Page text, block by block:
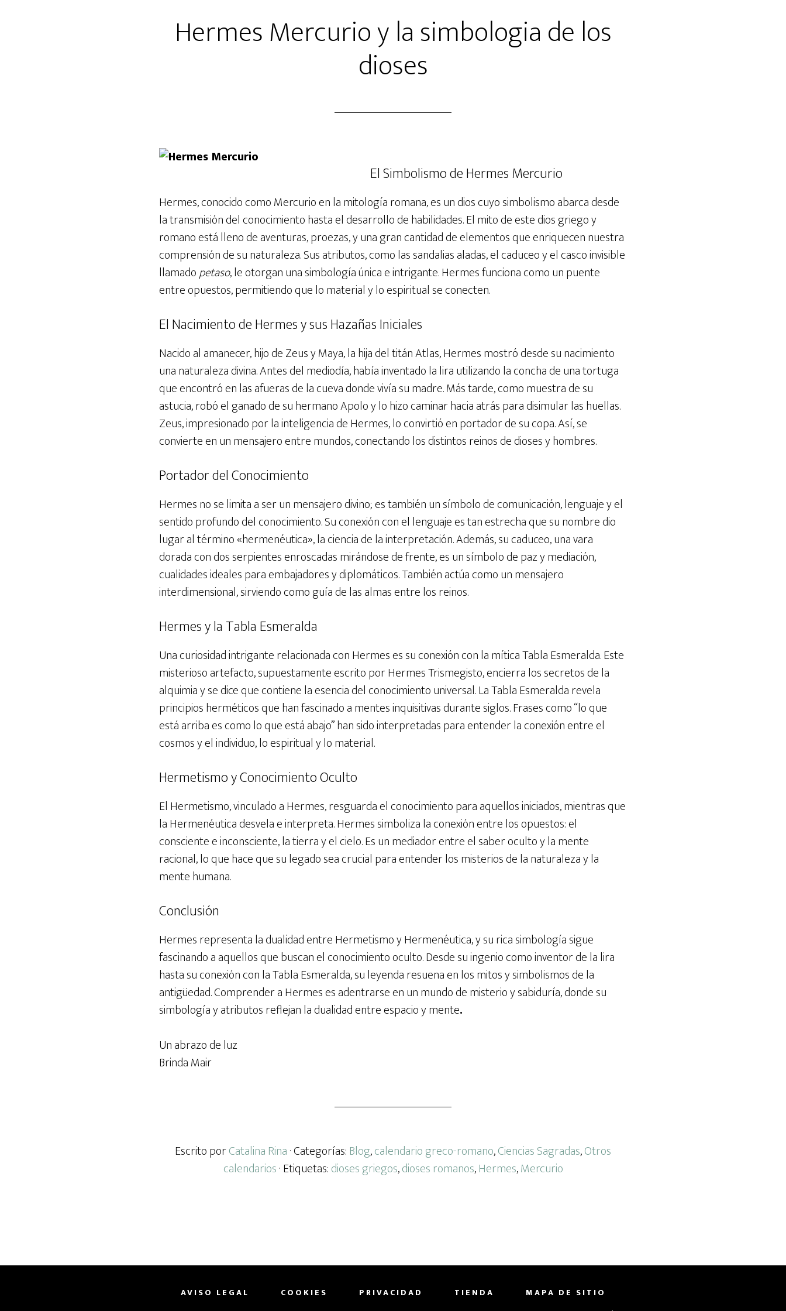
Hermes Mercurio y la simbologia de los
dioses
El Simbolismo de Hermes Mercurio
Hermes, conocido como Mercurio en la mitología romana, es un dios cuyo simbolismo abarca desde
la transmisión del conocimiento hasta el desarrollo de habilidades. El mito de este dios griego y
romano está lleno de aventuras, proezas, y una gran cantidad de elementos que enriquecen nuestra
comprensión de su naturaleza. Sus atributos, como las sandalias aladas, el caduceo y el casco invisible
llamadopetaso, le otorgan una simbología única e intrigante. Hermes funciona como un puente
entre opuestos, permitiendo que lo material y lo espiritual se conecten.
El Nacimiento de Hermes y sus Hazañas Iniciales
Nacido al amanecer, hijo de Zeus y Maya, la hija del titán Atlas, Hermes mostró desde su nacimiento
una naturaleza divina. Antes del mediodía, había inventado la lira utilizando la concha de una tortuga
que encontró en las afueras de la cueva donde vivía su madre. Más tarde, como muestra de su
astucia, robó el ganado de su hermano Apolo y lo hizo caminar hacia atrás para disimular las huellas.
Zeus, impresionado por la inteligencia de Hermes, lo convirtió en portador de su copa. Así, se
convierte en un mensajero entre mundos, conectando los distintos reinos de dioses y hombres.
Portador del Conocimiento
Hermes no se limita a ser un mensajero divino; es también un símbolo de comunicación, lenguaje y el
sentido profundo del conocimiento. Su conexión con el lenguaje es tan estrecha que su nombre dio
lugar al término «hermenéutica», la ciencia de la interpretación. Además, su caduceo, una vara
dorada con dos serpientes enroscadas mirándose de frente, es un símbolo de paz y mediación,
cualidades ideales para embajadores y diplomáticos. También actúa como un mensajero
interdimensional, sirviendo como guía de las almas entre los reinos.
Hermes y la Tabla Esmeralda
Una curiosidad intrigante relacionada con Hermes es su conexión con la mítica Tabla Esmeralda. Este
misterioso artefacto, supuestamente escrito por Hermes Trismegisto, encierra los secretos de la
alquimia y se dice que contiene la esencia del conocimiento universal. La Tabla Esmeralda revela
principios herméticos que han fascinado a mentes inquisitivas durante siglos. Frases como “lo que
está arriba es como lo que está abajo” han sido interpretadas para entender la conexión entre el
cosmos y el individuo, lo espiritual y lo material.
Hermetismo y Conocimiento Oculto
El Hermetismo, vinculado a Hermes, resguarda el conocimiento para aquellos iniciados, mientras que
la Hermenéutica desvela e interpreta. Hermes simboliza la conexión entre los opuestos: el
consciente e inconsciente, la tierra y el cielo. Es un mediador entre el saber oculto y la mente
racional, lo que hace que su legado sea crucial para entender los misterios de la naturaleza y la
mente humana.
Conclusión
Hermes representa la dualidad entre Hermetismo y Hermenéutica, y su rica simbología sigue
fascinando a aquellos que buscan el conocimiento oculto. Desde su ingenio como inventor de la lira
hasta su conexión con la Tabla Esmeralda, su leyenda resuena en los mitos y simbolismos de la
antigüedad. Comprender a Hermes es adentrarse en un mundo de misterio y sabiduría, donde su
simbología y atributos reflejan la dualidad entre espacio y mente.
Un abrazo de luz
Brinda Mair
Escrito porCatalina Rina· Categorías: Blog,calendario greco-romano,Ciencias Sagradas,Otros
calendarios· Etiquetas:dioses griegos,dioses romanos,Hermes,Mercurio
AVISO LEGAL COOKIES PRIVACIDAD TIENDA
MAPA DE SITIO